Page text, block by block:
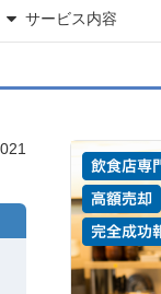
サービス内容